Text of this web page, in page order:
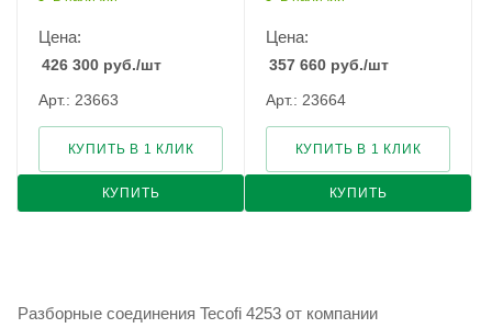
Цена:
426 300 руб./шт
Арт.: 23663
КУПИТЬ
КУПИТЬ В 1 КЛИК
Цена:
357 660 руб./шт
Арт.: 23664
КУПИТЬ
КУПИТЬ В 1 КЛИК
Разборные соединения Tecofi 4253 от компании